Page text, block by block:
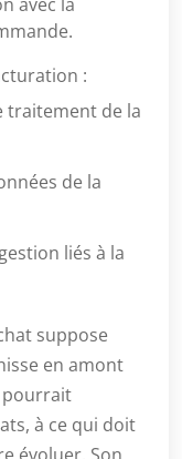
:
de la
de la
liés à la
suppose
en amont
pourrait
à ce qui doit